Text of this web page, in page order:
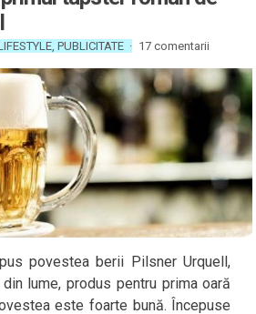
,PUBLICITATE · 17 comentarii
povestea berii Pilsner Urquell,
lume, produs pentru prima oară
este foarte bună. Începuse